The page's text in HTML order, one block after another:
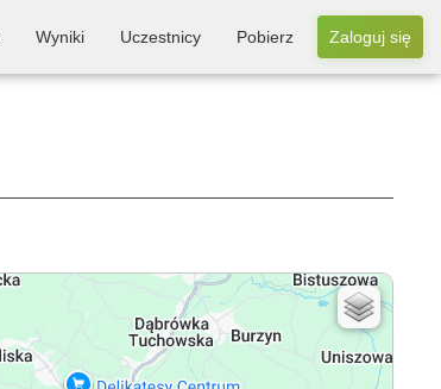
Wyniki Uczestnicy Pobierz Zaloguj się